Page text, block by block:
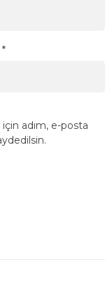
*
için adım, e-posta